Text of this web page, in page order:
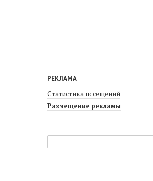
РЕКЛАМА
Статистика посещений
Размещение рекламы